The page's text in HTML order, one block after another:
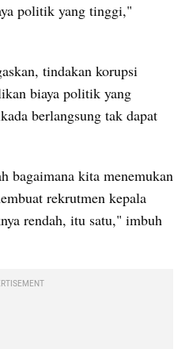
politik yang tinggi,"
tindakan korupsi
biaya politik yang
berlangsung tak dapat
bagaimana kita menemukan
rekrutmen kepala
rendah, itu satu," imbuh